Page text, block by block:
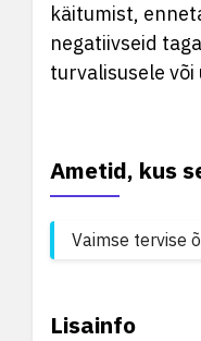
käitumist,
negatiivseid
turvalisusele või
Ametid, kus
Vaimse tervise
Lisainfo